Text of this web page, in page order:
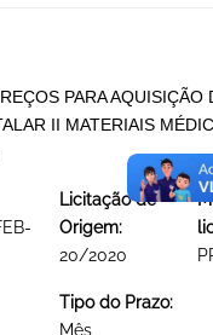
PARA AQUISIÇÃO
II MATERIAIS
Licitação de
Origem:
20/2020
Tipo do Prazo:
Mês